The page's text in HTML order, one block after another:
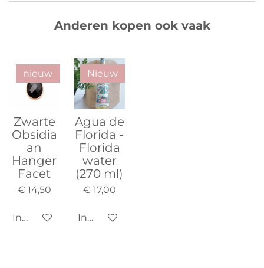
Anderen kopen ook vaak
nieuw
Zwarte
Obsidia
an
Hanger
Facet
€ 14,50
In winkelwagen
Nieuw
Agua de
Florida -
Florida
water
(270 ml)
€ 17,00
In winkelwagen